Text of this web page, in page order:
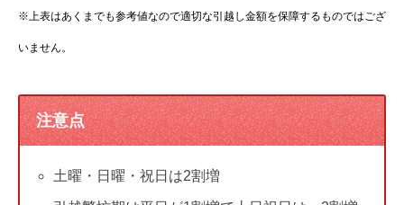
※上表はあくまでも参考値なので適切な引越し金額を保障するものではござ
いません。
注意点
土曜・日曜・祝日は2割増